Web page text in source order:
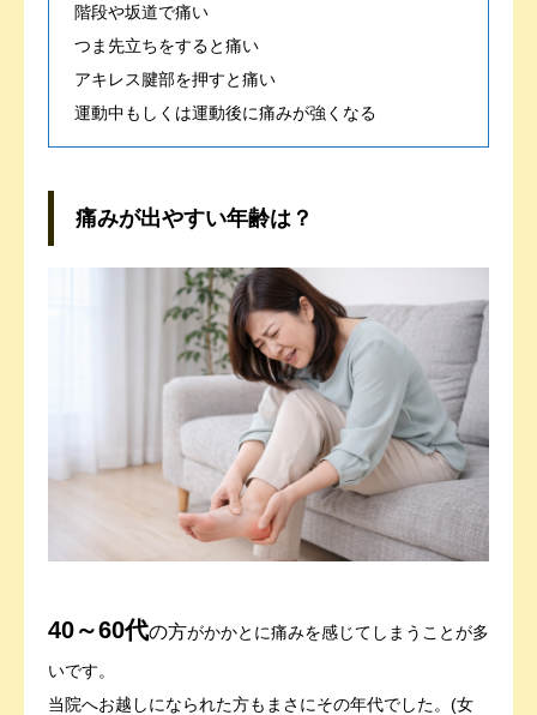
階段や坂道で痛い
つま先立ちをすると痛い
アキレス腱部を押すと痛い
運動中もしくは運動後に痛みが強くなる
痛みが出やすい年齢は？
40～60代の方がかかとに痛みを感じてしまうことが多
いです。
当院へお越しになられた方もまさにその年代でした。(女